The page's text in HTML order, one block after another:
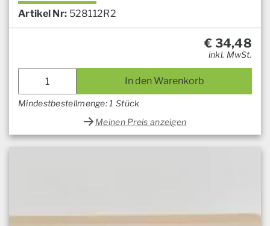
Artikel Nr: 528112R2
€ 34,48
inkl. MwSt.
In den Warenkorb
Mindestbestellmenge: 1 Stück
Meinen Preis anzeigen